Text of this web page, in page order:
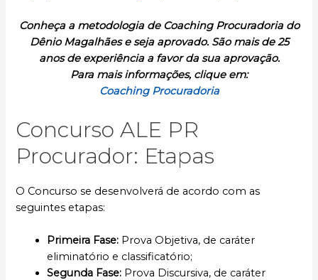
Conheça a metodologia de Coaching Procuradoria do
Dênio Magalhães e seja aprovado. São mais de 25
anos de experiência a favor da sua aprovação.
Para mais informações, clique em:
Coaching Procuradoria
Concurso ALE PR
Procurador: Etapas
O Concurso se desenvolverá de acordo com as
seguintes etapas:
Primeira Fase: Prova Objetiva, de caráter
eliminatório e classificatório;
Segunda Fase: Prova Discursiva, de caráter